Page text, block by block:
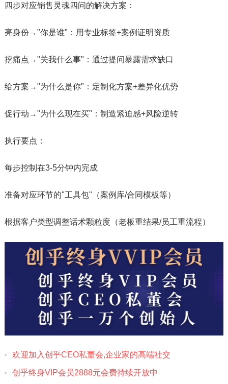
四步对应销售灵魂四问的解决方案：
​​亮身份​​→"你是谁"：用专业标签+案例证明资质
​​挖痛点​​→"关我什么事"：通过提问暴露需求缺口
​​给方案​​→"为什么是你"：定制化方案+差异化优势
​​促行动​​→"为什么现在买"：制造紧迫感+风险逆转
​​执行要点​​：
每步控制在3-5分钟内完成
准备对应环节的"工具包"（案例库/合同模板等）
根据客户类型调整话术颗粒度（老板重结果/员工重流程）
欢迎加入创乎CEO私董会,企业家的高端社交
创乎终身VIP会员2888元会费‎持续开放中